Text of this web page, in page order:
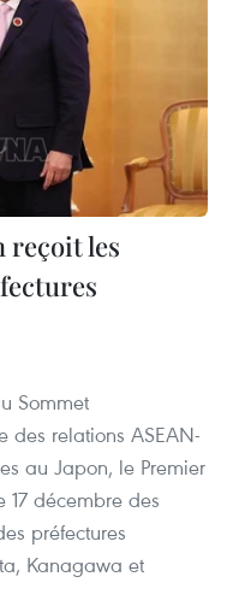
reçoit les
Sommet
des relations ASEAN-
au Japon, le Premier
décembre des
préfectures
Kanagawa et